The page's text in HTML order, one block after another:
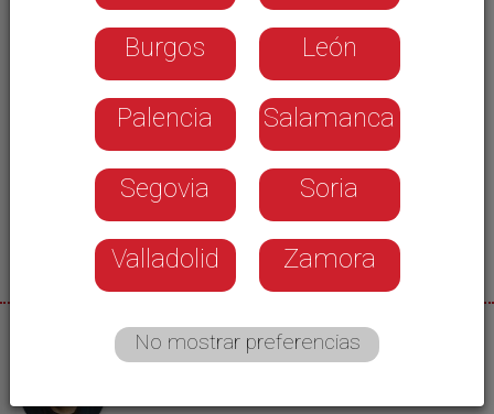
15/05/2017
Burgos León
Palencia Salamanca
Segovia Soria
Valladolid Zamora
No mostrar preferencias